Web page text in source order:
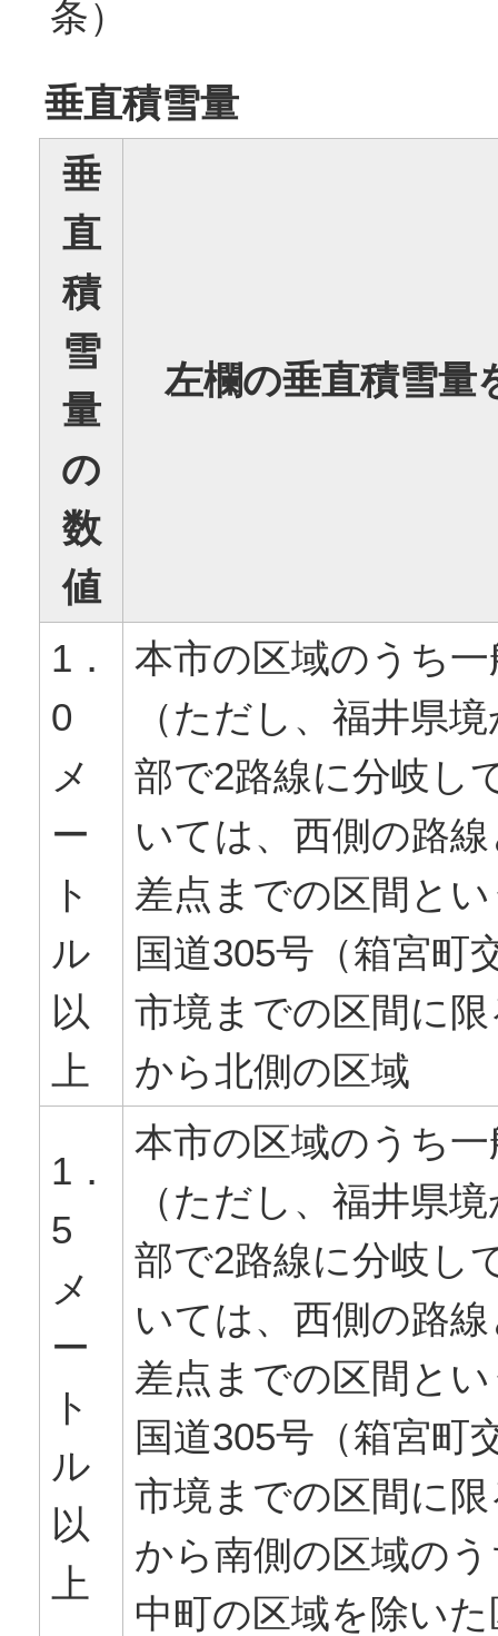
条）
垂直積雪量
垂
直
積
雪
量
の
数
値
左欄の垂直積雪量
1．
0
メ
ー
ト
ル
以
上
本市の区域のうち
（ただし、福井県
部で2路線に分岐し
いては、西側の路
差点までの区間と
国道305号（箱宮町
市境までの区間に
から北側の区域
1．
5
メ
ー
ト
ル
以
上
本市の区域のうち
（ただし、福井県
部で2路線に分岐し
いては、西側の路
差点までの区間と
国道305号（箱宮町
市境までの区間に
から南側の区域の
中町の区域を除い